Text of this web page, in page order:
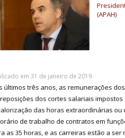
(APAH)
em 31 de janeiro de 2019
últimos três anos, as remunerações
dos cortes salariais
das horas extraordinárias ou
de trabalho de contratos em
as 35 horas, e as carreiras estão a